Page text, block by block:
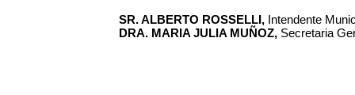
SR. ALBERTO ROSSELLI, Intendente
DRA. MARIA JULIA MUÑOZ, Secretaria